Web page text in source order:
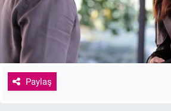
Paylaş